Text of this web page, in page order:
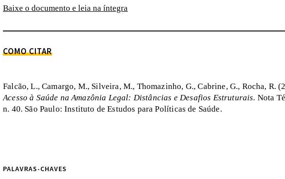
Baixe o documento e leia na íntegra
COMO CITAR
Falcão, L., Camargo, M., Silveira, M., Thomazinho, G., Cabrine, G., Rocha, R.
Acesso à Saúde na Amazônia Legal: Distâncias e Desafios Estruturais. Nota
n. 40. São Paulo: Instituto de Estudos para Políticas de Saúde.
PALAVRAS-CHAVES